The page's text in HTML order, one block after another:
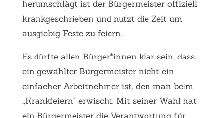
herumschlägt ist der Bürgermeister offiziell
krankgeschrieben und nutzt die Zeit um
ausgiebig Feste zu feiern.
Es dürfte allen Bürger*innen klar sein, dass
ein gewählter Bürgermeister nicht ein
einfacher Arbeitnehmer ist, den man beim
„Krankfeiern“ erwischt. Mit seiner Wahl hat
ein Bürgermeister die Verantwortung für